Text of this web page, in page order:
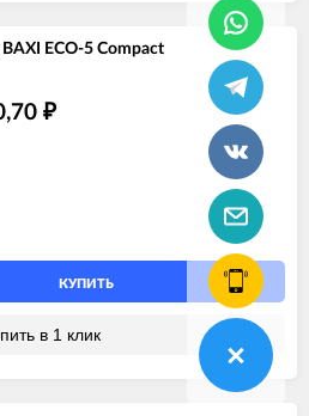
ECO-5 Compact
₽
КУПИТЬ
в 1 клик